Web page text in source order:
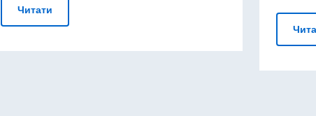
ЧитатиВАЖЛИВА ІНФОРМАЦІЯ: Нові правила оплати